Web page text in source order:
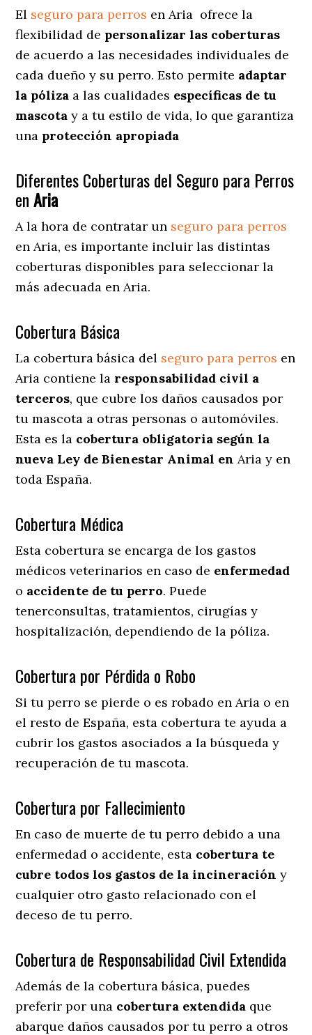
El seguro para perros en Aria ofrece la
flexibilidad de personalizar las coberturas
de acuerdo a las necesidades individuales de
cada dueño y su perro. Esto permite adaptar
la póliza a las cualidades específicas de tu
mascota y a tu estilo de vida, lo que garantiza
una protección apropiada
Diferentes Coberturas del Seguro para Perros
en Aria
A la hora de contratar un seguro para perros
en Aria, es importante incluir las distintas
coberturas disponibles para seleccionar la
más adecuada en Aria.
Cobertura Básica
La cobertura básica del seguro para perros en
Aria contiene la responsabilidad civil a
terceros, que cubre los daños causados por
tu mascota a otras personas o automóviles.
Esta es la cobertura obligatoria según la
nueva Ley de Bienestar Animal en Aria y en
toda España.
Cobertura Médica
Esta cobertura se encarga de los gastos
médicos veterinarios en caso de enfermedad
o accidente de tu perro. Puede
tenerconsultas, tratamientos, cirugías y
hospitalización, dependiendo de la póliza.
Cobertura por Pérdida o Robo
Si tu perro se pierde o es robado en Aria o en
el resto de España, esta cobertura te ayuda a
cubrir los gastos asociados a la búsqueda y
recuperación de tu mascota.
Cobertura por Fallecimiento
En caso de muerte de tu perro debido a una
enfermedad o accidente, esta cobertura te
cubre todos los gastos de la incineración y
cualquier otro gasto relacionado con el
deceso de tu perro.
Cobertura de Responsabilidad Civil Extendida
Además de la cobertura básica, puedes
preferir por una cobertura extendida que
abarque daños causados por tu perro a otros